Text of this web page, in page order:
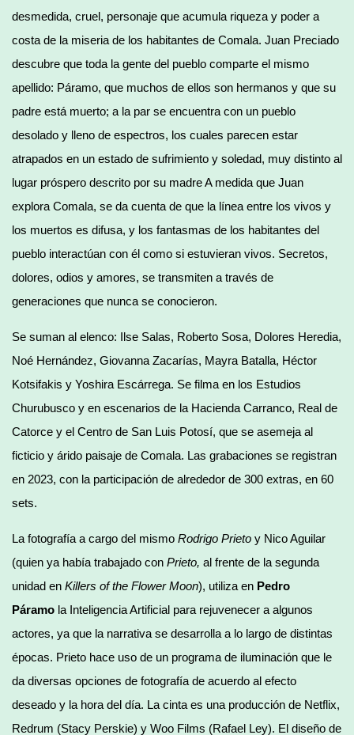
desmedida, cruel, personaje que acumula riqueza y poder a
costa de la miseria de los habitantes de Comala. Juan Preciado
descubre que toda la gente del pueblo comparte el mismo
apellido: Páramo, que muchos de ellos son hermanos y que su
padre está muerto; a la par se encuentra con un pueblo
desolado y lleno de espectros, los cuales parecen estar
atrapados en un estado de sufrimiento y soledad, muy distinto al
lugar próspero descrito por su madre A medida que Juan
explora Comala, se da cuenta de que la línea entre los vivos y
los muertos es difusa, y los fantasmas de los habitantes del
pueblo interactúan con él como si estuvieran vivos. Secretos,
dolores, odios y amores, se transmiten a través de
generaciones que nunca se conocieron.
Se suman al elenco: Ilse Salas, Roberto Sosa, Dolores Heredia,
Noé Hernández, Giovanna Zacarías, Mayra Batalla, Héctor
Kotsifakis y Yoshira Escárrega. Se filma en los Estudios
Churubusco y en escenarios de la Hacienda Carranco, Real de
Catorce y el Centro de San Luis Potosí, que se asemeja al
ficticio y árido paisaje de Comala. Las grabaciones se registran
en 2023, con la participación de alrededor de 300 extras, en 60
sets.
La fotografía a cargo del mismo Rodrigo Prieto y Nico Aguilar
(quien ya había trabajado con Prieto, al frente de la segunda
unidad en Killers of the Flower Moon), utiliza en Pedro
Páramo la Inteligencia Artificial para rejuvenecer a algunos
actores, ya que la narrativa se desarrolla a lo largo de distintas
épocas. Prieto hace uso de un programa de iluminación que le
da diversas opciones de fotografía de acuerdo al efecto
deseado y la hora del día. La cinta es una producción de Netflix,
Redrum (Stacy Perskie) y Woo Films (Rafael Ley). El diseño de